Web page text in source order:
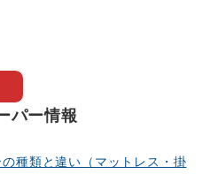
パー情報
の種類と違い（マットレス・掛